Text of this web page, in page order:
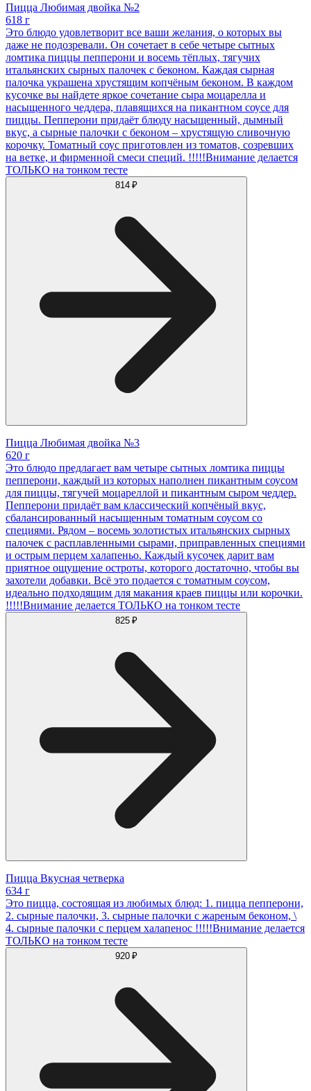
Пицца Любимая двойка №2
618 г
Это блюдо удовлетворит все ваши желания, о которых вы
даже не подозревали. Он сочетает в себе четыре сытных
ломтика пиццы пепперони и восемь тёплых, тягучих
итальянских сырных палочек с беконом. Каждая сырная
палочка украшена хрустящим копчёным беконом. В каждом
кусочке вы найдете яркое сочетание сыра моцарелла и
насыщенного чеддера, плавящихся на пикантном соусе для
пиццы. Пепперони придаёт блюду насыщенный, дымный
вкус, а сырные палочки с беконом – хрустящую сливочную
корочку. Томатный соус приготовлен из томатов, созревших
на ветке, и фирменной смеси специй. !!!!!Внимание делается
ТОЛЬКО на тонком тесте
814 ₽
Пицца Любимая двойка №3
620 г
Это блюдо предлагает вам четыре сытных ломтика пиццы
пепперони, каждый из которых наполнен пикантным соусом
для пиццы, тягучей моцареллой и пикантным сыром чеддер.
Пепперони придаёт вам классический копчёный вкус,
сбалансированный насыщенным томатным соусом со
специями. Рядом – восемь золотистых итальянских сырных
палочек с расплавленными сырами, приправленных специями
и острым перцем халапеньо. Каждый кусочек дарит вам
приятное ощущение остроты, которого достаточно, чтобы вы
захотели добавки. Всё это подается с томатным соусом,
идеально подходящим для макания краев пиццы или корочки.
!!!!!Внимание делается ТОЛЬКО на тонком тесте
825 ₽
Пицца Вкусная четверка
634 г
Это пицца, состоящая из любимых блюд: 1. пицца пепперони,
2. сырные палочки, 3. сырные палочки с жареным беконом, \
4. сырные палочки с перцем халапенос !!!!!Внимание делается
ТОЛЬКО на тонком тесте
920 ₽